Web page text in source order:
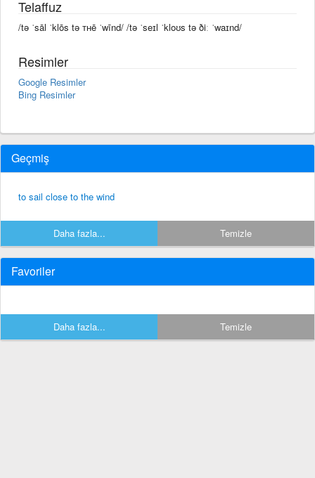
Telaffuz
/tə ˈsāl ˈklōs tə ᴛʜē ˈwīnd/ /tə ˈseɪl ˈkloʊs tə ðiː ˈwaɪnd/
Resimler
Google Resimler
Bing Resimler
Geçmiş
to sail close to the wind
Daha fazla... Temizle
Favoriler
Daha fazla... Temizle